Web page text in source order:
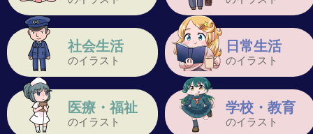
社会生活
のイラスト
日常生活
のイラスト
医療・福祉
のイラスト
学校・教育
のイラスト